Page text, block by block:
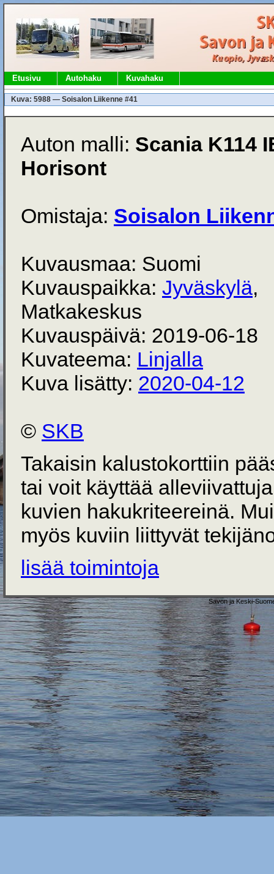
Etusivu Autohaku Kuvahaku
Kuva: 5988 — Soisalon Liikenne #41
Auton malli: Scania K114
Horisont
Omistaja: Soisalon
Kuvausmaa: Suomi
Kuvauspaikka: Jyväskylä,
Matkakeskus
Kuvauspäivä: 2019-06-18
Kuvateema: Linjalla
Kuva lisätty: 2020-04-12
© SKB
Takaisin kalustokorttiin
tai voit käyttää
kuvien hakukriteereinä.
myös kuviin liittyvät
lisää toimintoja
Savon ja Keski-